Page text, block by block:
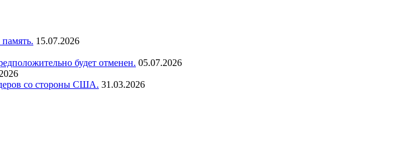
15.07.2026
будет отменен. 05.07.2026
со стороны США. 31.03.2026